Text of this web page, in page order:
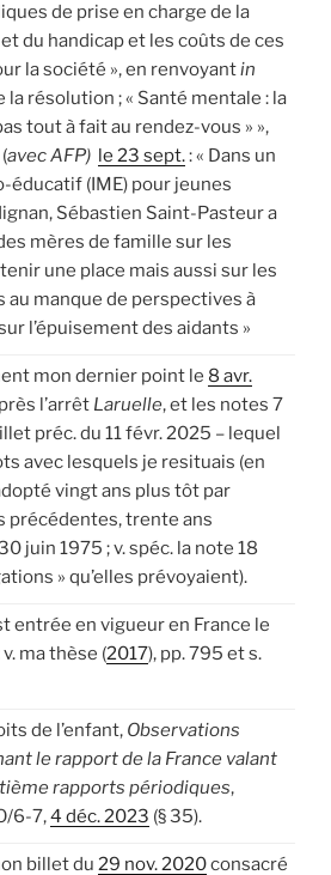
de prise en charge de la
du handicap et les coûts de ces
la société », en renvoyantin
la résolution ; « Santé mentale : la
tout à fait au rendez-vous » »,
(avec AFP) le 23 sept.: « Dans un
(IME) pour jeunes
Sébastien Saint-Pasteur a
mères de famille sur les
une place mais aussi sur les
au manque de perspectives à
l’épuisement des aidants »
mon dernier point le 8 avr.
l’arrêt Laruelle, et les notes 7
préc. du 11 févr. 2025 – lequel
avec lesquels je resituais (en
vingt ans plus tôt par
précédentes, trente ans
juin 1975 ; v. spéc. la note 18
» qu’elles prévoyaient).
entrée en vigueur en France le
ma thèse (2017), pp. 795 et s.
de l’enfant, Observations
le rapport de la France valant
rapports périodiques,
6-7,4 déc. 2023 (§ 35).
billet du 29 nov. 2020consacré